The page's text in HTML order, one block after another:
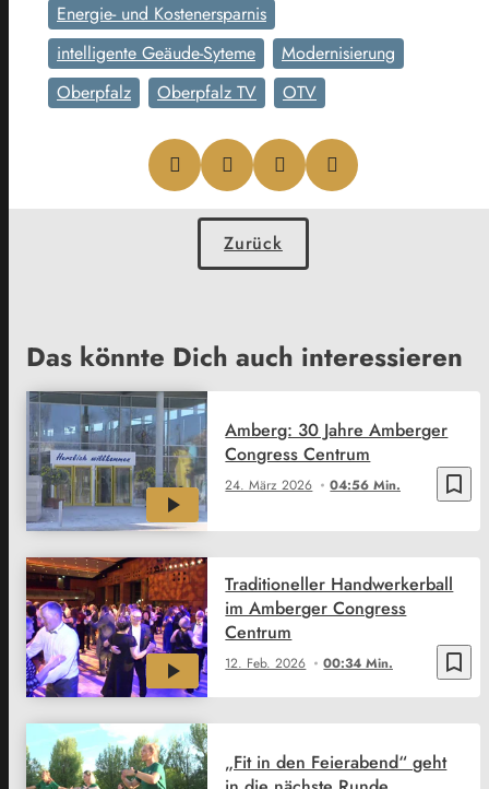
Energie- und Kostenersparnis
intelligente Geäude-Syteme
Modernisierung
Oberpfalz
Oberpfalz TV OTV
Zurück
Das könnte Dich auch interessieren
bookmark_border
24. März 2026 04:56 Min.
Amberg: 30 Jahre Amberger
Congress Centrum
bookmark_border
12. Feb. 2026 00:34 Min.
Traditioneller Handwerkerball
im Amberger Congress
Centrum
„Fit in den Feierabend“ geht